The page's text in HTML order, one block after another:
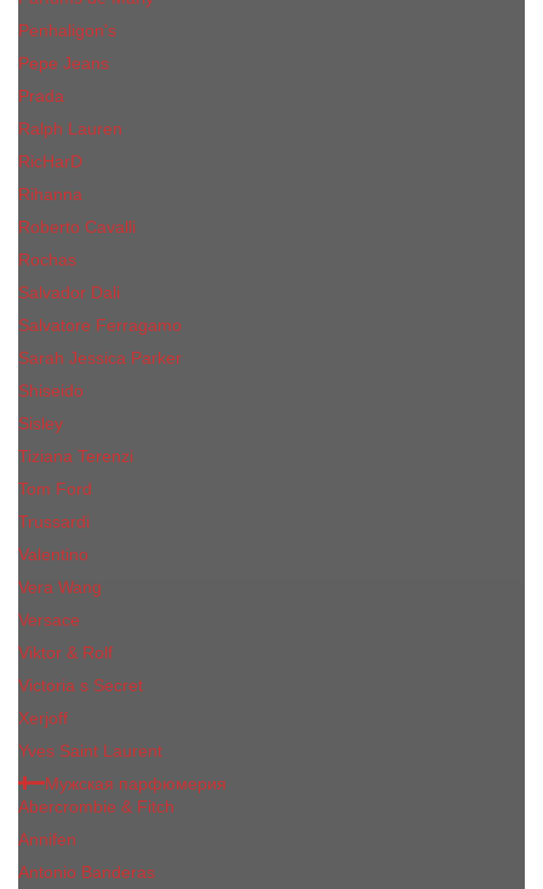
Penhaligon's
Pepe Jeans
Prada
Ralph Lauren
RicHarD
Rihanna
Roberto Cavalli
Rochas
Salvador Dali
Salvatore Ferragamo
Sarah Jessica Parker
Shiseido
Sisley
Tiziana Terenzi
Tom Ford
Trussardi
Valentino
Vera Wang
Versace
Viktor & Rolf
Victoria s Secret
Xerjoff
Yves Saint Laurent
Мужская парфюмерия
Abercrombie & Fitch
Annifen
Antonio Banderas